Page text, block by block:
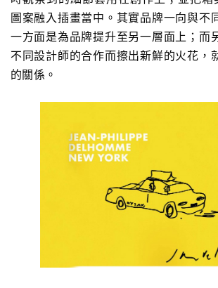
圖案融入插畫當中。其實品牌一向與不
一方面是為品牌提升至另一層面上；而
不同設計師的合作而擦出新鮮的火花，
的關係。